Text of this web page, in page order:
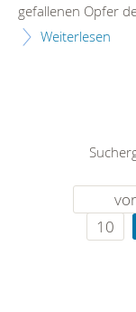
gefallenen Opfer
Weiterlesen
10